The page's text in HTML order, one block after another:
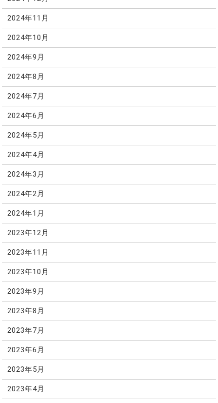
2024年11月
2024年10月
2024年9月
2024年8月
2024年7月
2024年6月
2024年5月
2024年4月
2024年3月
2024年2月
2024年1月
2023年12月
2023年11月
2023年10月
2023年9月
2023年8月
2023年7月
2023年6月
2023年5月
2023年4月